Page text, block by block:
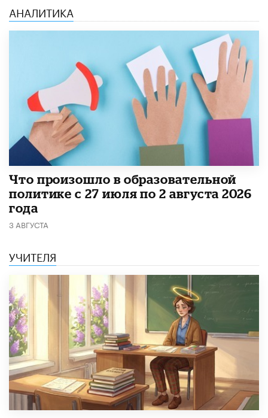
АНАЛИТИКА
​Что произошло в образовательной
политике с 27 июля по 2 августа 2026
года
3 АВГУСТА
УЧИТЕЛЯ